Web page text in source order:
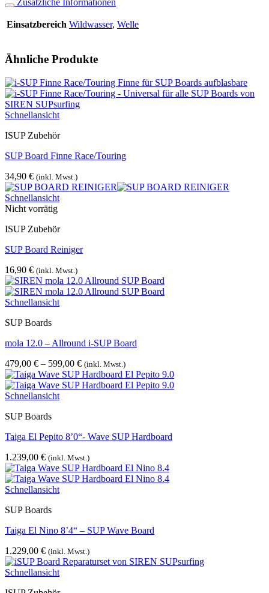
Zusätzliche Informationen
Einsatzbereich Wildwasser, Welle
Ähnliche Produkte
Schnellansicht
ISUP Zubehör
SUP Board Finne Race/Touring
34,90 € (inkl. Mwst.)
Schnellansicht
Nicht vorrätig
ISUP Zubehör
SUP Board Reiniger
16,90 € (inkl. Mwst.)
Schnellansicht
SUP Boards
mola 12.0 – Allround i-SUP Board
479,00 € – 599,00 € (inkl. Mwst.)
Schnellansicht
SUP Boards
Taiga El Pepito 8’0“- Wave SUP Hardboard
1.239,00 € (inkl. Mwst.)
Schnellansicht
SUP Boards
Taiga El Nino 8’4“ – SUP Wave Board
1.229,00 € (inkl. Mwst.)
Schnellansicht